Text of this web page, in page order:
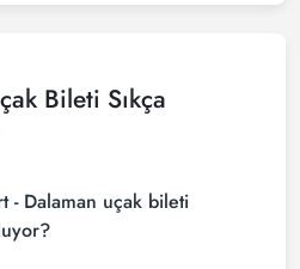
Bileti Sıkça
- Dalaman uçak bileti